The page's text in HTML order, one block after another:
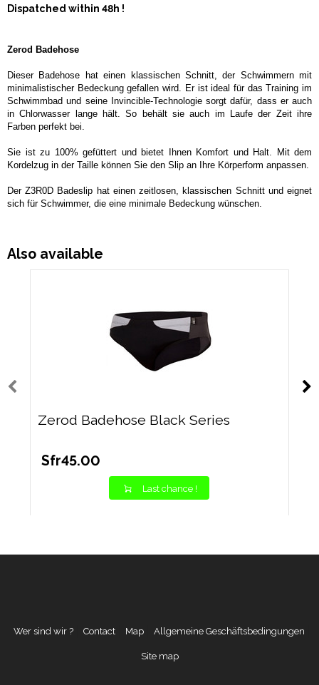
Dispatched within 48h !
Zerod Badehose
Dieser Badehose hat einen klassischen Schnitt, der Schwimmern mit
minimalistischer Bedeckung gefallen wird. Er ist ideal für das Training im
Schwimmbad und seine Invincible-Technologie sorgt dafür, dass er auch
in Chlorwasser lange hält. So behält sie auch im Laufe der Zeit ihre
Farben perfekt bei.
Sie ist zu 100% gefüttert und bietet Ihnen Komfort und Halt. Mit dem
Kordelzug in der Taille können Sie den Slip an Ihre Körperform anpassen.
Der Z3R0D Badeslip hat einen zeitlosen, klassischen Schnitt und eignet
sich für Schwimmer, die eine minimale Bedeckung wünschen.
Also available
Zerod Badehose Black Series
Sfr45.00
Last chance !
Wer sind wir ? Contact Map Allgemeine Geschäftsbedingungen
Site map